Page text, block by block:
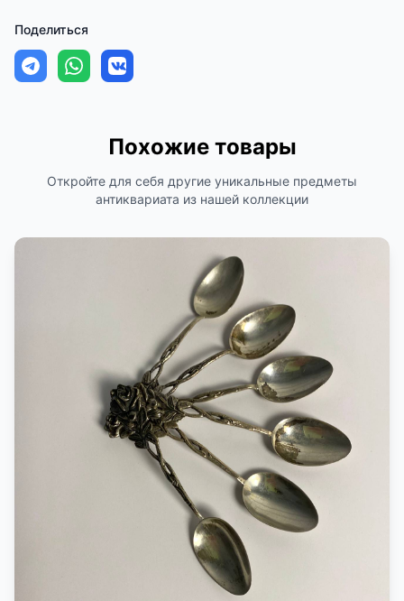
Поделиться
Похожие товары
Откройте для себя другие уникальные предметы
антиквариата из нашей коллекции